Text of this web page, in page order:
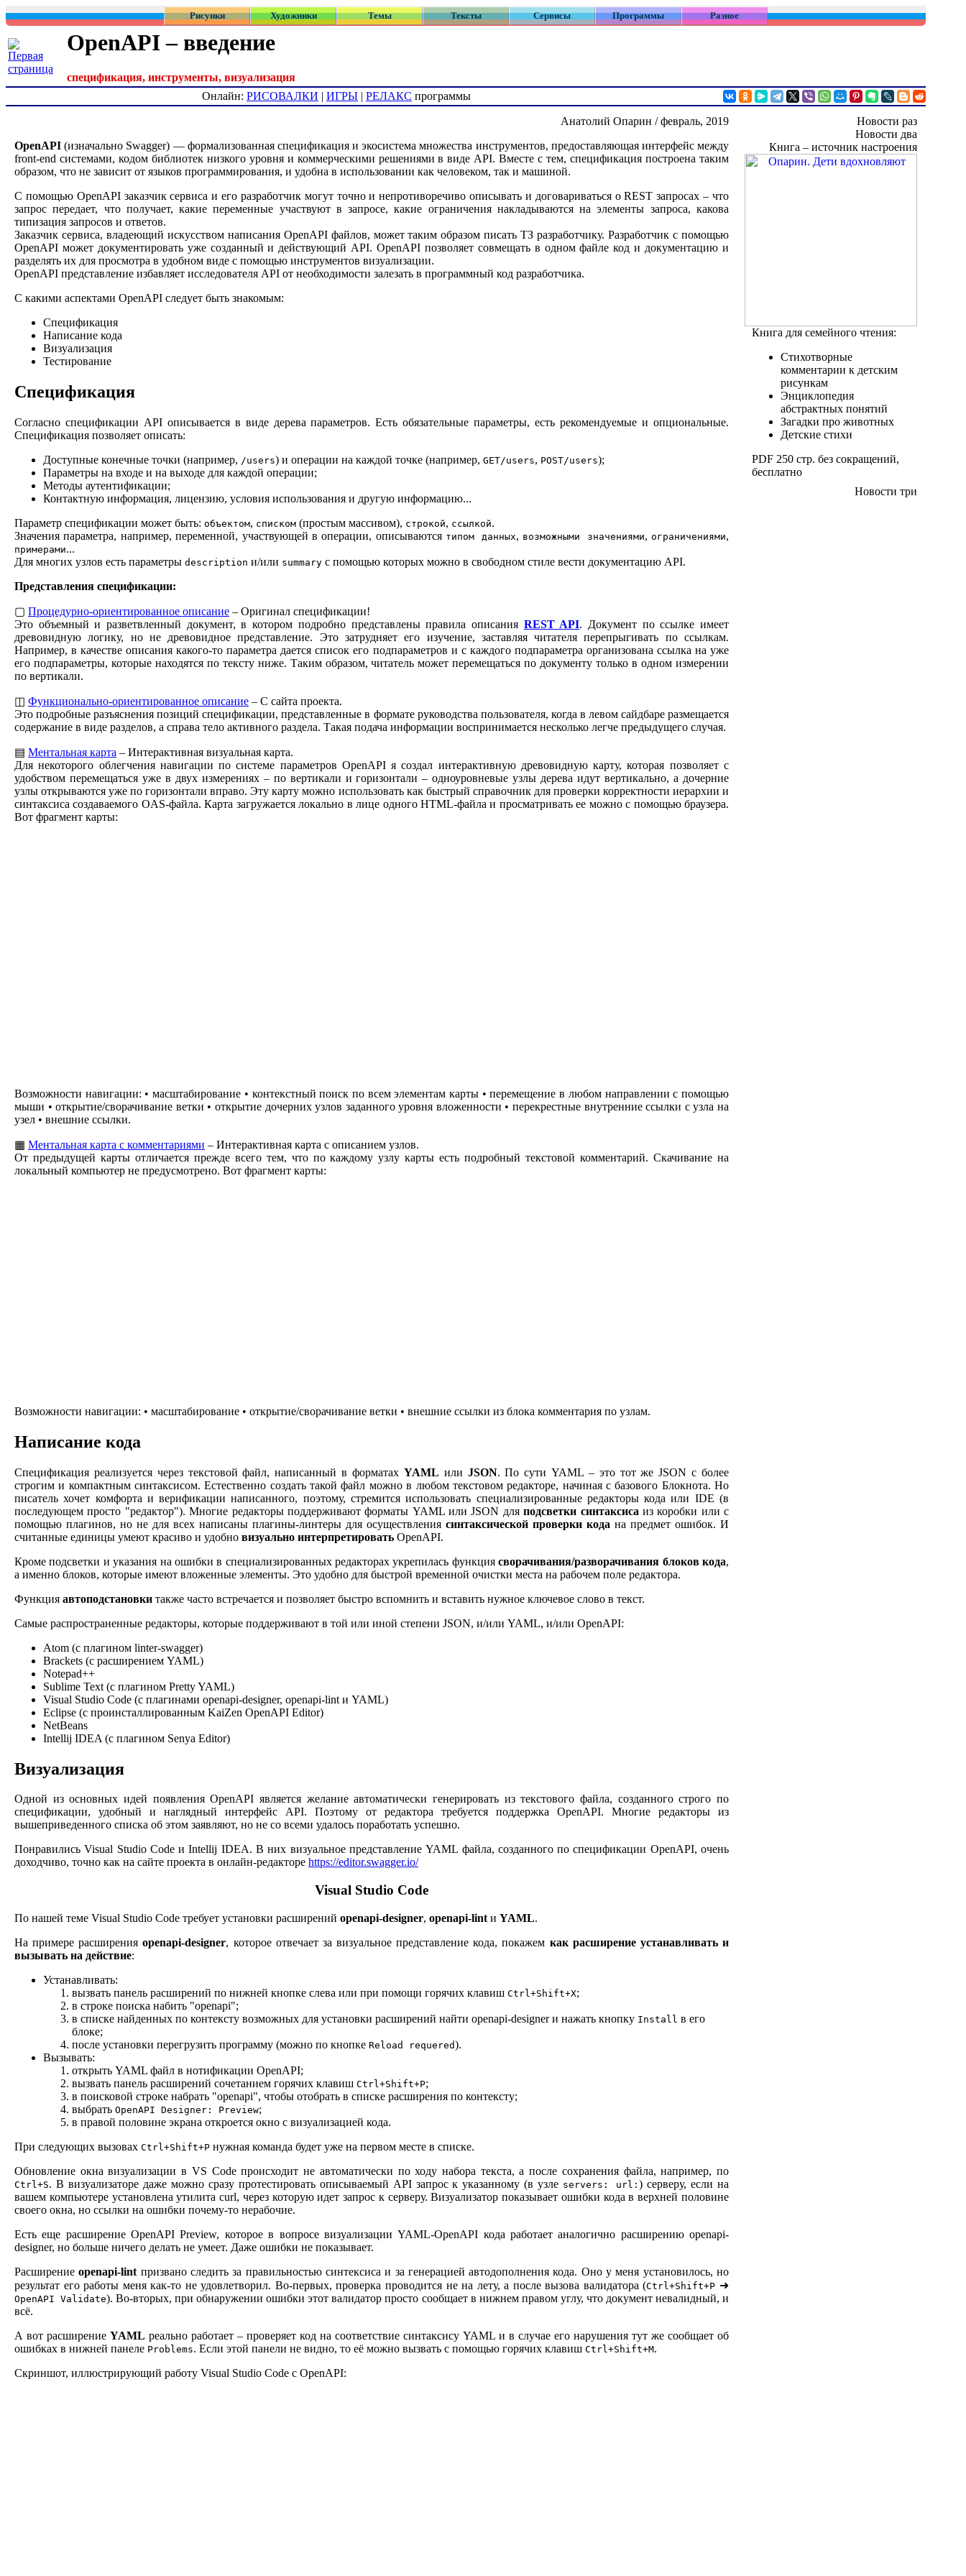
Рисунки Художники Темы Тексты Сервисы Программы Разное
OpenAPI – введение
спецификация, инструменты, визуализация
Онлайн: РИСОВАЛКИ | ИГРЫ | РЕЛАКС программы
Анатолий Опарин / февраль, 2019
OpenAPI (изначально Swagger) — формализованная спецификация и экосистема множества инструментов, предоставляющая интерфейс между
front-end системами, кодом библиотек низкого уровня и коммерческими решениями в виде API. Вместе с тем, cпецификация построена таким
образом, что не зависит от языков программирования, и удобна в использовании как человеком, так и машиной.
С помощью OpenAPI заказчик сервиса и его разработчик могут точно и непротиворечиво описывать и договариваться о REST запросах – что
запрос передает, что получает, какие переменные участвуют в запросе, какие ограничения накладываются на элементы запроса, какова
типизация запросов и ответов.
Заказчик сервиса, владеющий искусством написания OpenAPI файлов, может таким образом писать ТЗ разработчику. Разработчик с помощью
OpenAPI может документировать уже созданный и действующий API. OpenAPI позволяет совмещать в одном файле код и документацию и
разделять их для просмотра в удобном виде с помощью инструментов визуализации.
OpenAPI представление избавляет исследователя API от необходимости залезать в программный код разработчика.
С какими аспектами OpenAPI следует быть знакомым:
Спецификация
Написание кода
Визуализация
Тестирование
Спецификация
Согласно спецификации API описывается в виде дерева параметров. Есть обязательные параметры, есть рекомендуемые и опциональные.
Спецификация позволяет описать:
Доступные конечные точки (например, /users) и операции на каждой точке (например, GET/users, POST/users);
Параметры на входе и на выходе для каждой операции;
Методы аутентификации;
Контактную информация, лицензию, условия использования и другую информацию...
Параметр спецификации может быть: объектом, списком (простым массивом), строкой, ссылкой.
Значения параметра, например, переменной, участвующей в операции, описываются типом данных, возможными значениями,ограничениями,
примерами...
Для многих узлов есть параметры description и/или summary с помощью которых можно в свободном стиле вести документацию API.
Представления спецификации:
▢ Процедурно-ориентированное описание – Оригинал спецификации!
Это объемный и разветвленный документ, в котором подробно представлены правила описания REST API. Документ по ссылке имеет
древовидную логику, но не древовидное представление. Это затрудняет его изучение, заставляя читателя перепрыгивать по ссылкам.
Например, в качестве описания какого-то параметра дается список его подпараметров и с каждого подпараметра организована ссылка на уже
его подпараметры, которые находятся по тексту ниже. Таким образом, читатель может перемещаться по документу только в одном измерении
по вертикали.
◫ Функционально-ориентированное описание – С сайта проекта.
Это подробные разъяснения позиций спецификации, представленные в формате руководства пользователя, когда в левом сайдбаре размещается
содержание в виде разделов, а справа тело активного раздела. Такая подача информации воспринимается несколько легче предыдущего случая.
▤ Ментальная карта – Интерактивная визуальная карта.
Для некоторого облегчения навигации по системе параметров OpenAPI я создал интерактивную древовидную карту, которая позволяет с
удобством перемещаться уже в двух измерениях – по вертикали и горизонтали – одноуровневые узлы дерева идут вертикально, а дочерние
узлы открываются уже по горизонтали вправо. Эту карту можно использовать как быстрый справочник для проверки корректности иерархии и
синтаксиса создаваемого OAS-файла. Карта загружается локально в лице одного HTML-файла и просматривать ее можно с помощью браузера.
Вот фрагмент карты:
Возможности навигации: • масштабирование • контекстный поиск по всем элементам карты • перемещение в любом направлении с помощью
мыши • открытие/сворачивание ветки • открытие дочерних узлов заданного уровня вложенности • перекрестные внутренние ссылки с узла на
узел • внешние ссылки.
▦ Ментальная карта с комментариями – Интерактивная карта с описанием узлов.
От предыдущей карты отличается прежде всего тем, что по каждому узлу карты есть подробный текстовой комментарий. Скачивание на
локальный компьютер не предусмотрено. Вот фрагмент карты:
Возможности навигации: • масштабирование • открытие/сворачивание ветки • внешние ссылки из блока комментария по узлам.
Написание кода
Спецификация реализуется через текстовой файл, написанный в форматах YAML или JSON. По сути YAML – это тот же JSON с более
строгим и компактным синтаксисом. Естественно создать такой файл можно в любом текстовом редакторе, начиная с базового Блокнота. Но
писатель хочет комфорта и верификации написанного, поэтому, стремится использовать специализированные редакторы кода или IDE (в
последующем просто "редактор"). Многие редакторы поддерживают форматы YAML или JSON дляподсветки синтаксиса из коробки или с
помощью плагинов, но не для всех написаны плагины-линтеры для осуществления синтаксической проверки кода на предмет ошибок. И
считанные единицы умеют красиво и удобно визуально интерпретировать OpenAPI.
Кроме подсветки и указания на ошибки в специализированных редакторах укрепилась функциясворачивания/разворачивания блоков кода,
а именно блоков, которые имеют вложенные элементы. Это удобно для быстрой временной очистки места на рабочем поле редактора.
Функция автоподстановки также часто встречается и позволяет быстро вспомнить и вставить нужное ключевое слово в текст.
Самые распространенные редакторы, которые поддерживают в той или иной степени JSON, и/или YAML, и/или OpenAPI:
Atom (с плагином linter-swagger)
Brackets (с расширением YAML)
Notepad++
Sublime Text (с плагином Pretty YAML)
Visual Studio Code (с плагинами openapi-designer, openapi-lint и YAML)
Eclipse (с проинсталлированным KaiZen OpenAPI Editor)
NetBeans
Intellij IDEA (с плагином Senya Editor)
Визуализация
Одной из основных идей появления OpenAPI является желание автоматически генерировать из текстового файла, созданного строго по
спецификации, удобный и наглядный интерфейс API. Поэтому от редактора требуется поддержка OpenAPI. Многие редакторы из
вышеприведенного списка об этом заявляют, но не со всеми удалось поработать успешно.
Понравились Visual Studio Code и Intellij IDEA. В них визуальное представление YAML файла, созданного по спецификации OpenAPI, очень
доходчиво, точно как на сайте проекта в онлайн-редакторе https://editor.swagger.io/
Visual Studio Code
По нашей теме Visual Studio Code требует установки расширений openapi-designer, openapi-lint и YAML.
На примере расширенияopenapi-designer, которое отвечает за визуальное представление кода, покажем как расширение устанавливать и
вызывать на действие:
Устанавливать:
вызвать панель расширений по нижней кнопке слева или при помощи горячих клавиш Ctrl+Shift+X;
в строке поиска набить "openapi";
в списке найденных по контексту возможных для установки расширений найти openapi-designer и нажать кнопку Install в его
блоке;
после установки перегрузить программу (можно по кнопке Reload requered).
Вызывать:
открыть YAML файл в нотификации OpenAPI;
вызвать панель расширений сочетанием горячих клавиш Ctrl+Shift+P;
в поисковой строке набрать "openapi", чтобы отобрать в списке расширения по контексту;
выбрать OpenAPI Designer: Preview;
в правой половине экрана откроется окно с визуализацией кода.
При следующих вызовах Ctrl+Shift+P нужная команда будет уже на первом месте в списке.
Обновление окна визуализации в VS Code происходит не автоматически по ходу набора текста, а после сохранения файла, например, по
Ctrl+S. В визуализаторе даже можно сразу протестировать описываемый API запрос к указанному (в узле servers: url: ) серверу, если на
вашем компьютере установлена утилита curl, через которую идет запрос к серверу. Визуализатор показывает ошибки кода в верхней половине
своего окна, но ссылки на ошибки почему-то нерабочие.
Есть еще расширение OpenAPI Preview, которое в вопросе визуализации YAML-OpenAPI кода работает аналогично расширению openapi-
designer, но больше ничего делать не умеет. Даже ошибки не показывает.
Расширениеopenapi-lint призвано следить за правильностью синтексиса и за генерацией автодополнения кода. Оно у меня установилось, но
результат его работы меня как-то не удовлетворил. Во-первых, проверка проводится не на лету, а после вызова валидатора (Ctrl+Shift+P ➜
OpenAPI Validate). Во-вторых, при обнаружении ошибки этот валидатор просто сообщает в нижнем правом углу, что документ невалидный, и
всё.
А вот расширение YAML реально работает – проверяет код на соответствие синтаксису YAML и в случае его нарушения тут же сообщает об
ошибках в нижней панеле Problems. Если этой панели не видно, то её можно вызвать с помощью горячих клавиш Ctrl+Shift+M.
Скриншот, иллюстрирующий работу Visual Studio Code с OpenAPI:
Новости раз
Новости два
Книга – источник настроения
Книга для семейного чтения:
Стихотворные
комментарии к детским
рисункам
Энциклопедия
абстрактных понятий
Загадки про животных
Детские стихи
PDF 250 стр. без сокращений,
бесплатно
Новости три